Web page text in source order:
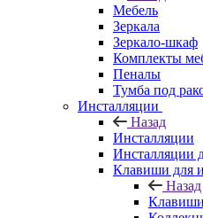
Мебель
Зеркала
Зеркало-шкаф
Комплекты
Пеналы
Тумба под
Инсталляции
Назад
Инсталляции
Инсталляции
Клавиши для
Назад